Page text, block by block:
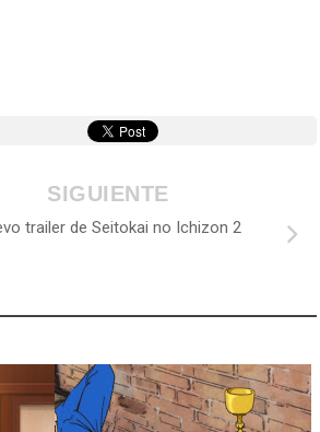
SIGUIENTE
trailer de Seitokai no Ichizon 2